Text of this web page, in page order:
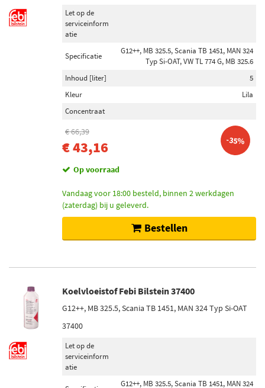
Let op de
serviceinform
atie
Specificatie
G12++, MB 325.5, Scania TB 1451, MAN 324
Typ Si-OAT, VW TL 774 G, MB 325.6
Inhoud [liter]
5
Kleur
Lila
Concentraat
€ 66,39
€ 43,16 -35%
Op voorraad
Vandaag voor 18:00 besteld, binnen 2 werkdagen
(zaterdag) bij u geleverd.
Bestellen
Koelvloeistof Febi Bilstein 37400
G12++, MB 325.5, Scania TB 1451, MAN 324 Typ Si-OAT
37400
Let op de
serviceinform
atie
G12++, MB 325.5, Scania TB 1451, MAN 324